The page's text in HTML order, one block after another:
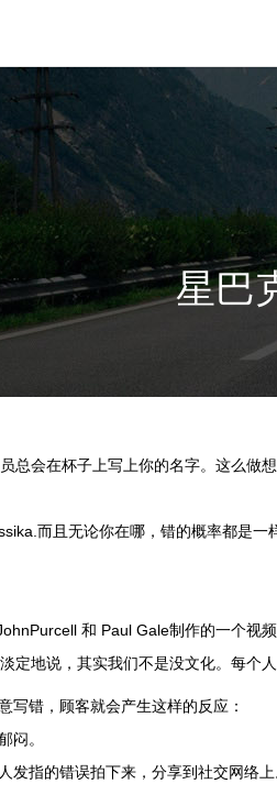
星巴
总会在杯子上写上你的名字。这么做
而且无论你在哪，错的概率都是一
和 Paul Gale制作的一个视
定地说，其实我们不是没文化。每个
写错，顾客就会产生这样的反应：
闷。
发指的错误拍下来，分享到社交网络